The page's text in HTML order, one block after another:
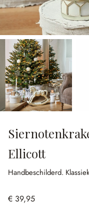
Ellicott
Handbeschilderd.
€ 39,95